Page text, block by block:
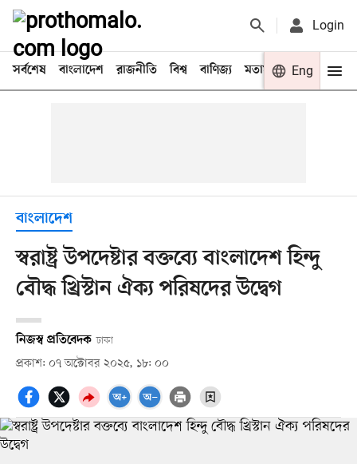
Login
সর্বশেষ বাংলাদেশ রাজনীতি বিশ্ব বাণিজ্য মতামত খেলা
Eng
বাংলাদেশ
স্বরাষ্ট্র উপদেষ্টার বক্তব্যে বাংলাদেশ হিন্দু
বৌদ্ধ খ্রিস্টান ঐক্য পরিষদের উদ্বেগ
নিজস্ব প্রতিবেদক ঢাকা
প্রকাশ: ০৭ অক্টোবর ২০২৫, ১৮: ০০